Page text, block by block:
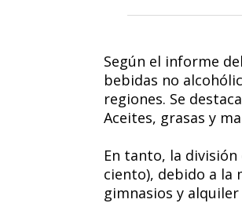
Según el informe
bebidas no
regiones. Se
Aceites, grasas y
En tanto, la
ciento), debido a la
gimnasios y alquiler